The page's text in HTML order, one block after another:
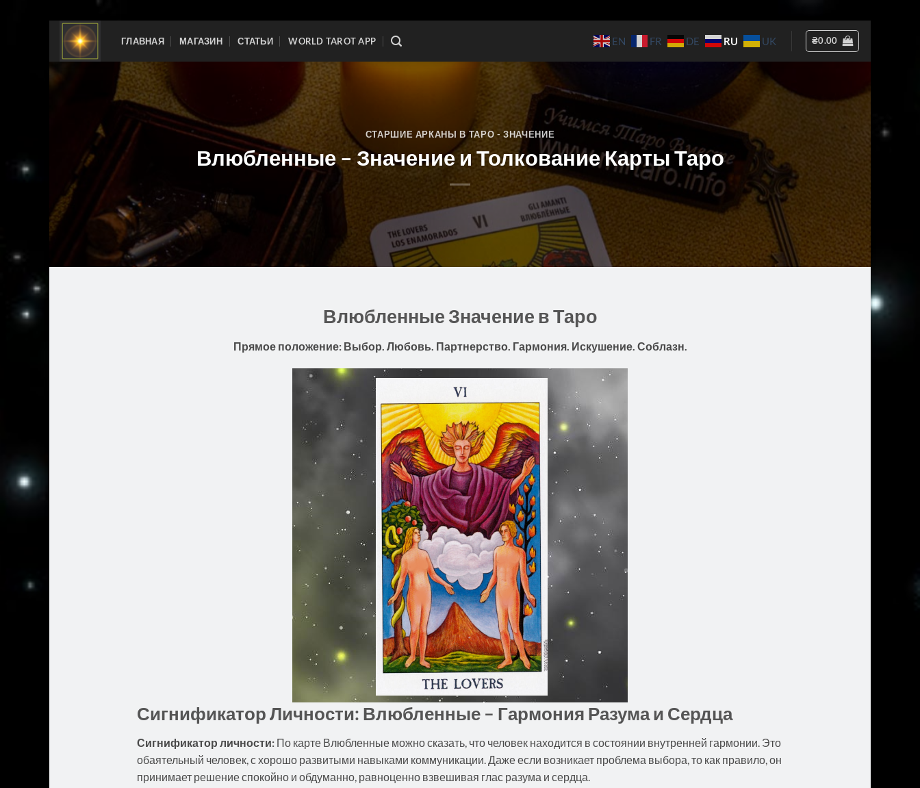
Skip
content
ГЛАВНАЯ МАГАЗИН СТАТЬИ WORLD TAROT APP EN FR DE RU UK ₴0.00
СТАРШИЕ АРКАНЫ В ТАРО - ЗНАЧЕНИЕ
Влюбленные – Значение и Толкование Карты Таро
Влюбленные Значение в Таро
Прямое положение: Выбор. Любовь. Партнерство. Гармония. Искушение. Соблазн.
Сигнификатор Личности: Влюбленные – Гармония Разума и Сердца
Сигнификатор личности:По карте Влюбленные можно сказать, что человек находится в состоянии внутренней гармонии. Это
обаятельный человек, с хорошо развитыми навыками коммуникации. Даже если возникает проблема выбора, то как правило, он
принимает решение спокойно и обдуманно, равноценно взвешивая глас разума и сердца.